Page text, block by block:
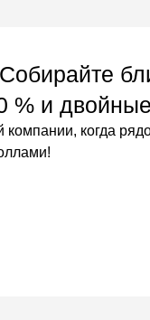
% и
когда